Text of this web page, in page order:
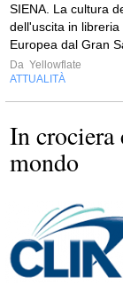
SIENA. La cultura
dell'uscita in
Europea dal Gran
Da Yellowflate
ATTUALITÀ
In
mondo